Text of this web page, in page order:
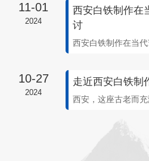
11-01
2024
西安白铁制作在
讨
10-27
2024
走近西安白铁制